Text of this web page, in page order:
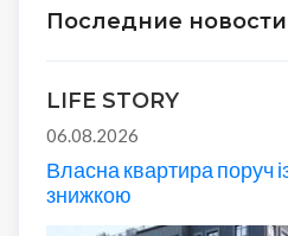
Последние новости
LIFE STORY
06.08.2026
Власна квартира поруч
знижкою